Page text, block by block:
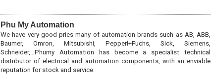
Phu My Automation
We have very good pries many of automation brands such as AB, ABB,
Baumer, Omron, Mitsubishi, Pepperl+Fuchs, Sick, Siemens,
Schneider,...Phumy Automation has become a specialist technical
distributor of electrical and automation components, with an enviable
reputation for stock and service.